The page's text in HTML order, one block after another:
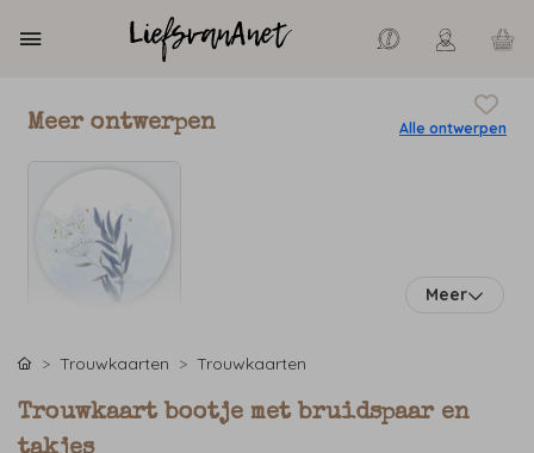
Meer ontwerpen Alle ontwerpen
Meer
Trouwkaarten Trouwkaarten
Trouwkaart bootje met bruidspaar en